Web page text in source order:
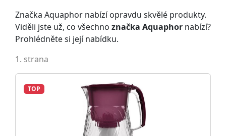
Značka Aquaphor nabízí opravdu skvělé produkty.
Viděli jste už, co všechno značka Aquaphor nabízí?
Prohlédněte si její nabídku.
1. strana
TOP